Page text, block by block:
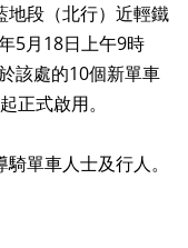
段（北行）近輕鐵
5月18日上午9時
該處的10個新單車
正式啟用。
單車人士及行人。